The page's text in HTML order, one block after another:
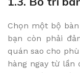
Chọn một bộ
bạn còn phải
quán sao cho
hàng ngay từ lần